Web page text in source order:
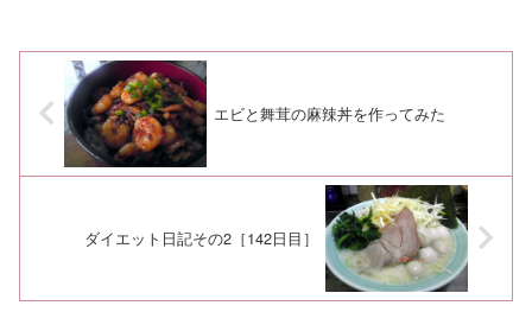
エビと舞茸の麻辣丼を作ってみた
ダイエット日記その2［142日目］